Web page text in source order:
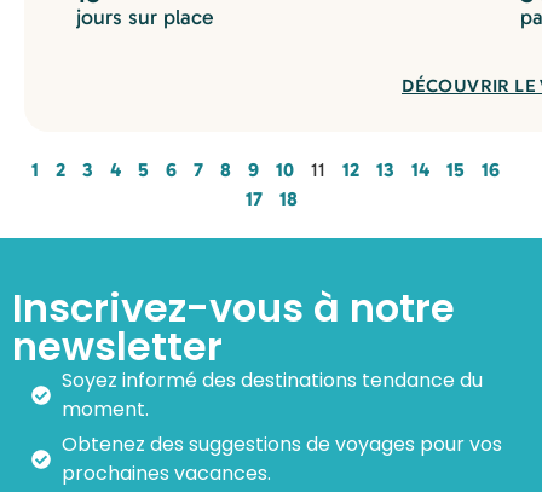
jours sur place
DÉCOUVRIR LE
1 2 3 4 5 6 7 8 9 10 11 12 13 14 15
16
17
18
Inscrivez-vous à notre
newsletter
Soyez informé des destinations tendance du
moment.
Obtenez des suggestions de voyages pour vos
prochaines vacances.